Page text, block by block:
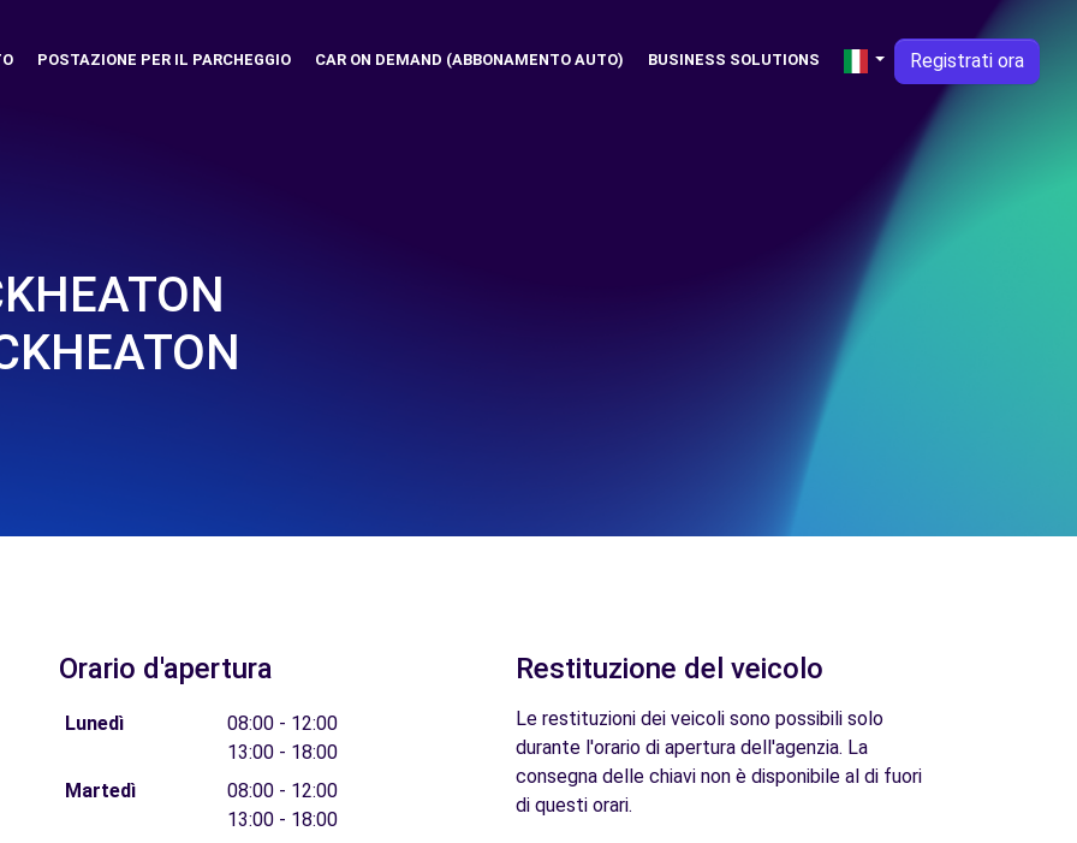
POSTAZIONE PER IL PARCHEGGIO CAR ON DEMAND (ABBONAMENTO AUTO) BUSINESS SOLUTIONS Registrati ora
Orario d'apertura
Lunedì
08:00 - 12:00
13:00 - 18:00
Martedì
08:00 - 12:00
13:00 - 18:00
Restituzione del veicolo
Le restituzioni dei veicoli sono possibili solo
durante l'orario di apertura dell'agenzia. La
consegna delle chiavi non è disponibile al di fuori
di questi orari.